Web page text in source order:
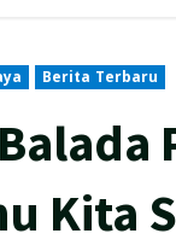
Berita Terbaru
Kita